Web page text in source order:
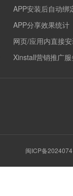
APP安装后自动绑
APP分享效果统计
网页/应用内直接
Xinstall营销推广
闽ICP备